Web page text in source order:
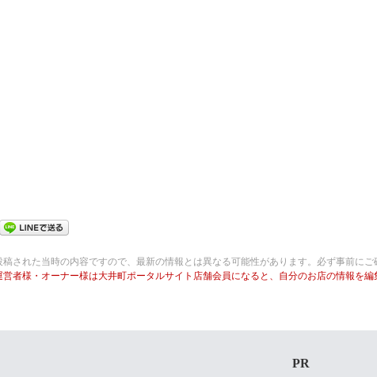
された当時の内容ですので、最新の情報とは異なる可能性があります。必ず事前にご
者様・オーナー様は大井町ポータルサイト店舗会員になると、自分のお店の情報を編
PR